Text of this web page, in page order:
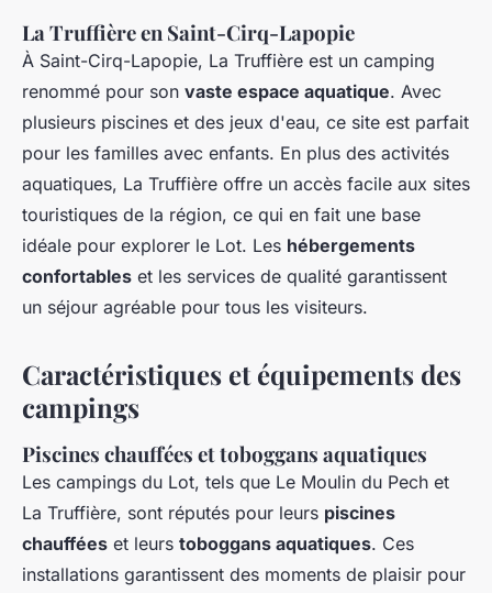
La Truffière en Saint-Cirq-Lapopie
À Saint-Cirq-Lapopie, La Truffière est un camping
renommé pour son vaste espace aquatique. Avec
plusieurs piscines et des jeux d'eau, ce site est parfait
pour les familles avec enfants. En plus des activités
aquatiques, La Truffière offre un accès facile aux sites
touristiques de la région, ce qui en fait une base
idéale pour explorer le Lot. Les hébergements
confortables et les services de qualité garantissent
un séjour agréable pour tous les visiteurs.
Caractéristiques et équipements des
campings
Piscines chauffées et toboggans aquatiques
Les campings du Lot, tels que Le Moulin du Pech et
La Truffière, sont réputés pour leurs piscines
chauffées et leurs toboggans aquatiques. Ces
installations garantissent des moments de plaisir pour